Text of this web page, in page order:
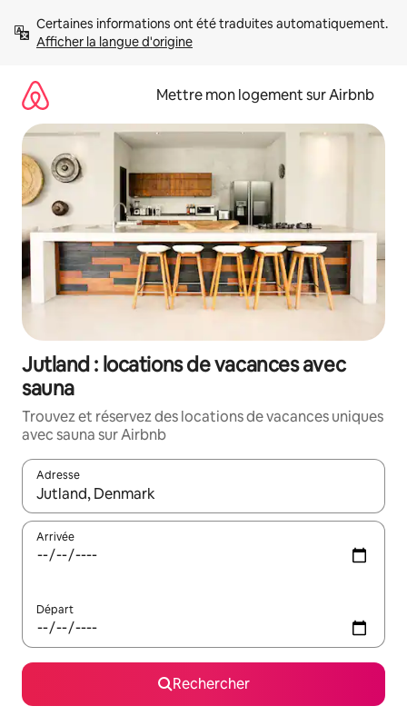
directement
Afficher la langue d'origine
Mettre mon logement sur Airbnb
Jutland : locations de vacances avec
sauna
Trouvez et réservez des locations de vacances uniques
avec sauna sur Airbnb
Adresse
Lorsque les résultats s'affichent, utilisez les flèches vers le
Arrivée
Départ
Rechercher